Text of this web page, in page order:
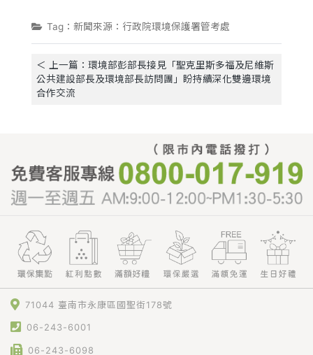
Tag：新聞來源：行政院環境保護署管考處
＜ 上一篇：環境部彭部長接見「聖克里斯多福及尼維斯
公共建設部長及環境部長訪問團」盼持續深化雙邊環境
合作交流
71044 臺南市永康區國聖街178號
06-243-6001
06-243-6098